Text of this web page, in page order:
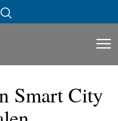
Smart City